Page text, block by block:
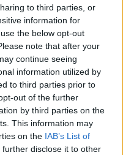
to third parties, or
information for
the below opt-out
note that after your
continue seeing
information utilized by
to third parties prior to
out of the further
by third parties on the
This information may
on the IAB’s List of
further disclose it to other